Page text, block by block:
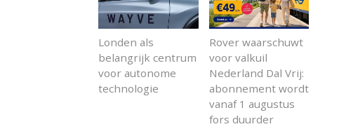
Londen als
belangrijk centrum
voor autonome
technologie
Rover waarschuwt
voor valkuil
Nederland Dal Vrij:
abonnement wordt
vanaf 1 augustus
fors duurder